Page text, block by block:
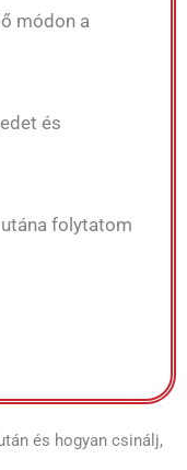
módon a
és
folytatom
és hogyan csinálj,